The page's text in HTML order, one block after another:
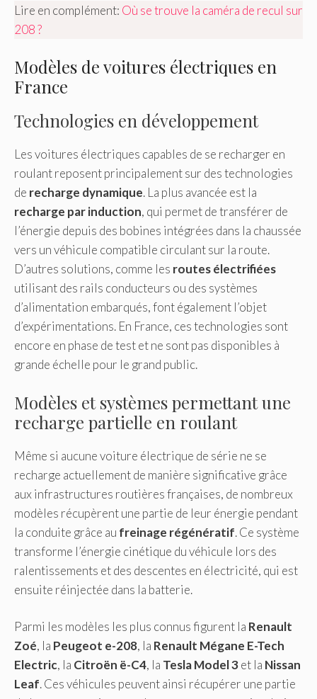
Lire en complément: Où se trouve la caméra de recul sur
208 ?
Modèles de voitures électriques en
France
Technologies en développement
Les voitures électriques capables de se recharger en
roulant reposent principalement sur des technologies
de recharge dynamique. La plus avancée est la
recharge par induction, qui permet de transférer de
l’énergie depuis des bobines intégrées dans la chaussée
vers un véhicule compatible circulant sur la route.
D’autres solutions, comme les routes électrifiées
utilisant des rails conducteurs ou des systèmes
d’alimentation embarqués, font également l’objet
d’expérimentations. En France, ces technologies sont
encore en phase de test et ne sont pas disponibles à
grande échelle pour le grand public.
Modèles et systèmes permettant une
recharge partielle en roulant
Même si aucune voiture électrique de série ne se
recharge actuellement de manière significative grâce
aux infrastructures routières françaises, de nombreux
modèles récupèrent une partie de leur énergie pendant
la conduite grâce au freinage régénératif. Ce système
transforme l’énergie cinétique du véhicule lors des
ralentissements et des descentes en électricité, qui est
ensuite réinjectée dans la batterie.
Parmi les modèles les plus connus figurent la Renault
Zoé, la Peugeot e-208, la Renault Mégane E-Tech
Electric, la Citroën ë-C4, la Tesla Model 3et la Nissan
Leaf. Ces véhicules peuvent ainsi récupérer une partie